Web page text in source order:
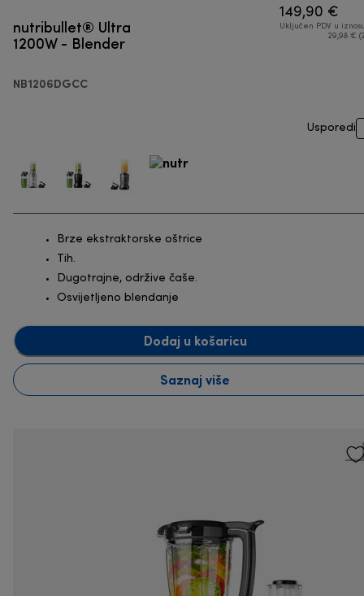
nutribullet® Ultra
1200W - Blender
NB1206DGCC
149,90 €
Uključen PDV u
29,98 €
Usporedi
Brze ekstraktorske oštrice
Tih.
Dugotrajne, održive čaše.
Osvijetljeno blendanje
Dodaj u košaricu
Saznaj više